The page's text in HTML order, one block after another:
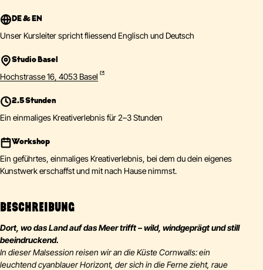
DE & EN
Unser Kursleiter spricht fliessend Englisch und Deutsch
Studio Basel
Hochstrasse 16, 4053 Basel
2.5 Stunden
Ein einmaliges Kreativerlebnis für 2–3 Stunden
Workshop
Ein geführtes, einmaliges Kreativerlebnis, bei dem du dein eigenes
Kunstwerk erschaffst und mit nach Hause nimmst.
BESCHREIBUNG
Dort, wo das Land auf das Meer trifft – wild, windgeprägt und still
beeindruckend.
In dieser Malsession reisen wir an die Küste Cornwalls: ein
leuchtend cyanblauer Horizont, der sich in die Ferne zieht, raue